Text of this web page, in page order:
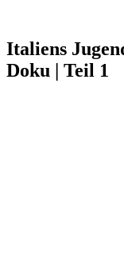
Italiens
Doku | Teil 1